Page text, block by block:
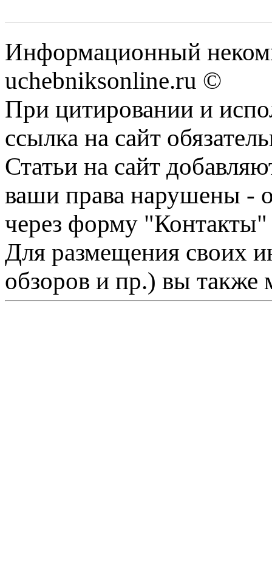
Информационный
uchebniksonline.ru ©
При цитировании и
ссылка на сайт
Статьи на сайт
ваши права нарушены -
через форму "Контакты"
Для размещения своих
обзоров и пр.) вы также